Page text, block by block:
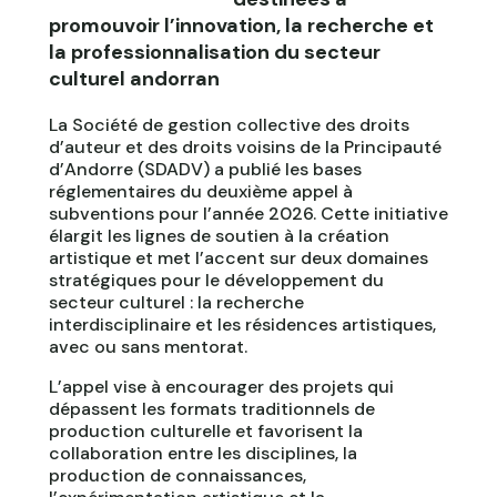
promouvoir l’innovation, la recherche et
la professionnalisation du secteur
culturel andorran
La Société de gestion collective des droits
d’auteur et des droits voisins de la Principauté
d’Andorre (SDADV) a publié les bases
réglementaires du deuxième appel à
subventions pour l’année 2026. Cette initiative
élargit les lignes de soutien à la création
artistique et met l’accent sur deux domaines
stratégiques pour le développement du
secteur culturel : la recherche
interdisciplinaire et les résidences artistiques,
avec ou sans mentorat.
L’appel vise à encourager des projets qui
dépassent les formats traditionnels de
production culturelle et favorisent la
collaboration entre les disciplines, la
production de connaissances,